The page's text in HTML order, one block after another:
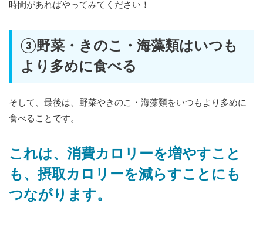
時間があればやってみてください！
③野菜・きのこ・海藻類はいつも
より多めに食べる
そして、最後は、野菜やきのこ・海藻類をいつもより多めに
食べることです。
これは、消費カロリーを増やすこと
も、摂取カロリーを減らすことにも
つながります。